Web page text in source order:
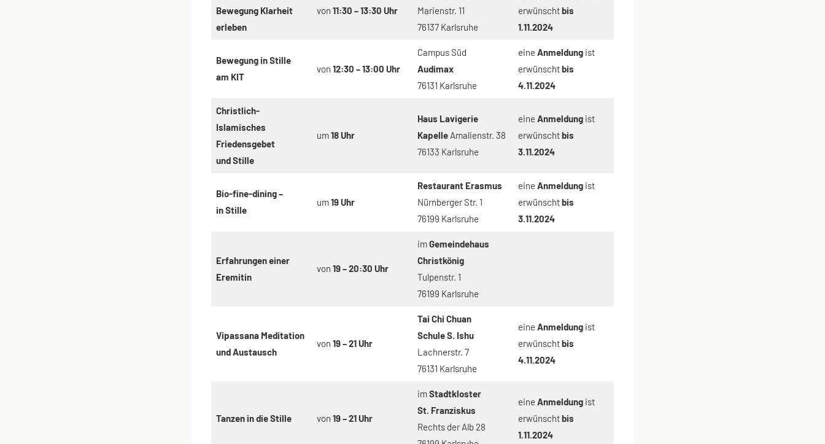
Bewegung Klarheit
erleben
von 11:30 – 13:30 Uhr
Marienstr. 11
76137 Karlsruhe
erwünschtbis
1.11.2024
Bewegung in Stille
am KIT
von 12:30 – 13:00 Uhr
Campus Süd
Audimax
76131 Karlsruhe
eine Anmeldung ist
erwünschtbis
4.11.2024
Christlich-
Islamisches
Friedensgebet
und Stille
um18 Uhr
Haus Lavigerie
KapelleAmalienstr. 38
76133 Karlsruhe
eine Anmeldung ist
erwünschtbis
3.11.2024
Bio-fine-dining –
in Stille
um19 Uhr
Restaurant Erasmus
Nürnberger Str. 1
76199 Karlsruhe
eine Anmeldung ist
erwünschtbis
3.11.2024
Erfahrungen einer
Eremitin
von 19 – 20:30 Uhr
imGemeindehaus
Christkönig
Tulpenstr. 1
76199 Karlsruhe
Vipassana Meditation
und Austausch
von 19 – 21Uhr
Tai Chi Chuan
Schule S. Ishu
Lachnerstr. 7
76131 Karlsruhe
eine Anmeldung ist
erwünschtbis
4.11.2024
Tanzen in die Stille von 19 – 21 Uhr
imStadtkloster
St. Franziskus
Rechts der Alb 28
eine Anmeldung ist
erwünschtbis
1.11.2024